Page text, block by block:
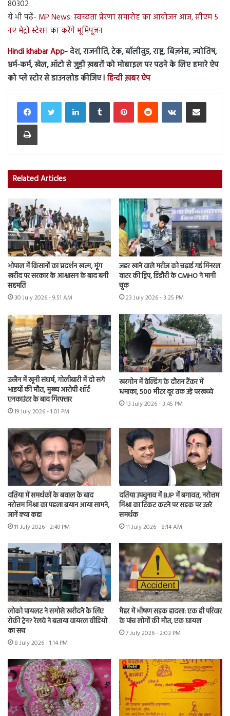
80302
ये भी पढ़ें- MP News: स्वच्छता प्रेरणा समारोह का आयोजन आज, सीएम 5
नए मेट्रो स्टेशन का करेंगे भूमिपूजन
Hindi khabar App-देश, राजनीति, टेक, बॉलीवुड, राष्ट्र, बिज़नेस, ज्योतिष,
धर्म-कर्म, खेल, ऑटो से जुड़ी ख़बरों को मोबाइल पर पढ़ने के लिए हमारे ऐप
को प्ले स्टोर से डाउनलोड कीजिए lहिन्दी ख़बर ऐप
LinkedInTumblr PinterestReddit VKontakteShare via Email
Print
Related Articles
भोपाल में किसानों का प्रदर्शन खत्म, मूंग
खरीद पर सरकार के आश्वासन के बाद बनी
सहमति
30 July 2026 - 9:51 AM
जहर खाने वाले मरीज को चढ़ाई गई मिनरल
वाटर की ड्रिप, डिंडौरी के CMHO ने मानी
चूक
23 July 2026 - 3:25 PM
उज्जैन में खूनी संघर्ष, गोलीबारी में दो सगे
भाइयों की मौत, मुख्य आरोपी शॉर्ट
एनकाउंटर के बाद गिरफ्तार
19 July 2026 - 1:01 PM
खरगोन में वेल्डिंग के दौरान टैंकर में
धमाका, 500 मीटर दूर तक उड़े परखच्चे
13 July 2026 - 3:45 PM
दतिया में समर्थकों के बवाल के बाद
नरोत्तम मिश्रा का पहला बयान आया सामने,
जानें क्या कहा
11 July 2026 - 2:49 PM
दतिया उपचुनाव में BJP में बगावत, नरोत्तम
मिश्रा का टिकट कटने पर सड़क पर उतरे
समर्थक
11 July 2026 - 8:14 AM
लोको पायलट ने समोसे खरीदने के लिए
रोकी ट्रेन? रेलवे ने बताया वायरल वीडियो
का सच
8 July 2026 - 1:14 PM
मैहर में भीषण सड़क हादसा: एक ही परिवार
के पांच लोगों की मौत, एक घायल
7 July 2026 - 2:03 PM